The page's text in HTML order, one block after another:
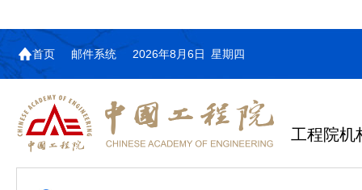
首页 邮件系统 2026年8月6日 星期四
工程院机